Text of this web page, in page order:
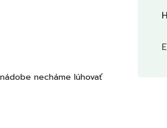
necháme lúhovať